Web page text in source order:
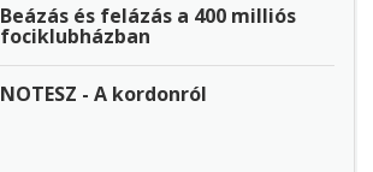
Beázás és felázás a 400 milliós
fociklubházban
NOTESZ - A kordonról